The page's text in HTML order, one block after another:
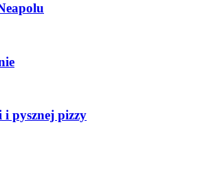
i pysznej pizzy